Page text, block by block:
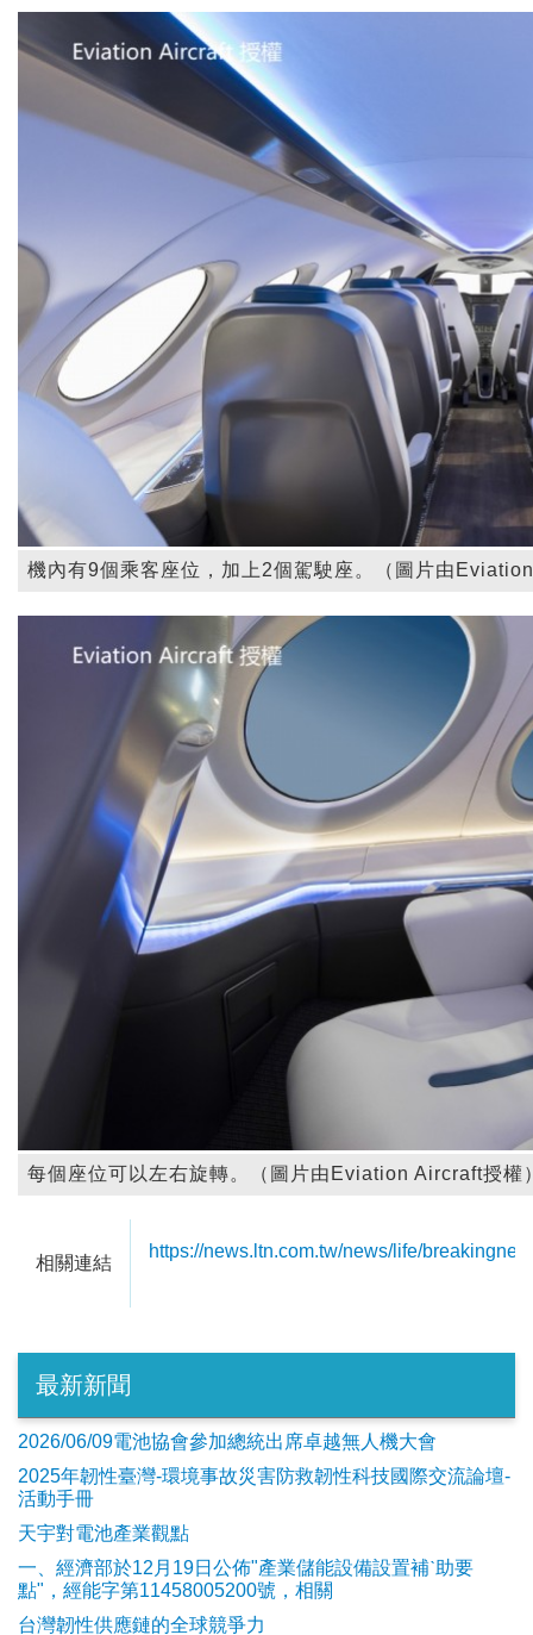
機內有9個乘客座位，加上2個駕駛座。（圖片由
每個座位可以左右旋轉。（圖片由Eviation Aircraft授權
相關連結
https://news.ltn.com.tw/news/life/
最新新聞
2026/06/09電池協會參加總統出席卓越無人機大會
2025年韌性臺灣-環境事故災害防救韌性科技國際交流論壇-
活動手冊
天宇對電池產業觀點
​一、經濟部於12月19日公佈"產業儲能設備設置補ˋ助要
點"，經能字第11458005200號，相關
台灣韌性供應鏈的全球競爭力